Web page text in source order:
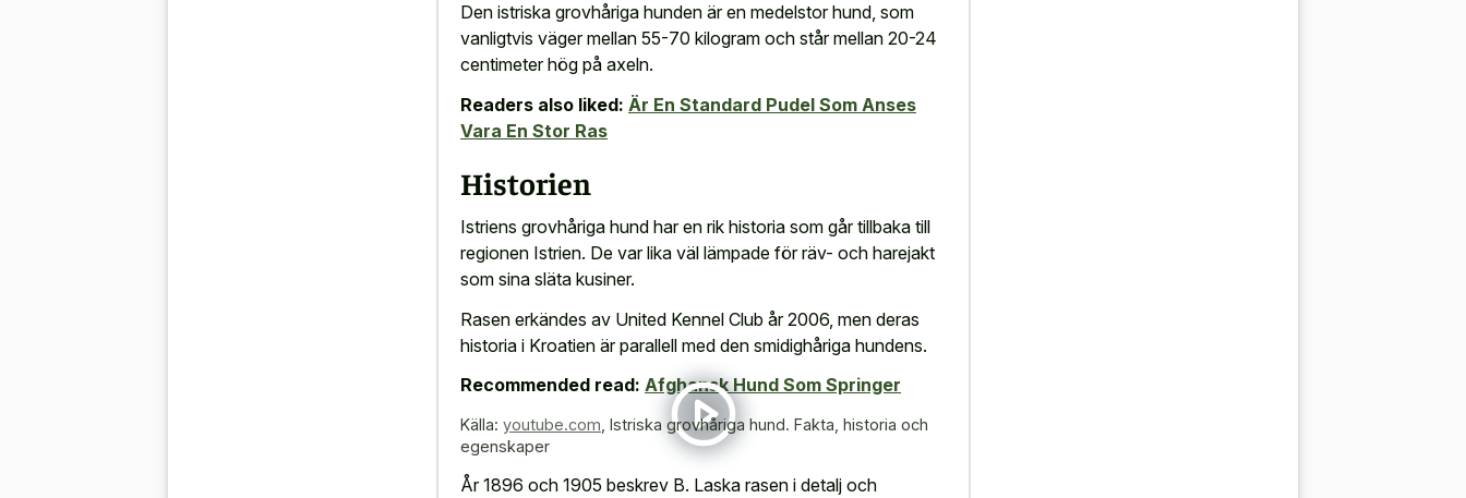
Den istriska grovhåriga hunden är en medelstor hund, som
vanligtvis väger mellan 55-70 kilogram och står mellan 20-24
centimeter hög på axeln.
Readers also liked: Är En Standard Pudel Som Anses
Vara En Stor Ras
Historien
Istriens grovhåriga hund har en rik historia som går tillbaka till
regionen Istrien. De var lika väl lämpade för räv- och harejakt
som sina släta kusiner.
Rasen erkändes av United Kennel Club år 2006, men deras
historia i Kroatien är parallell med den smidighåriga hundens.
Recommended read: Afghansk Hund Som Springer
Källa: youtube.com Istriska grovhåriga hund. Fakta, historia och
egenskaper
År 1896 och 1905 beskrev B. Laska rasen i detalj och